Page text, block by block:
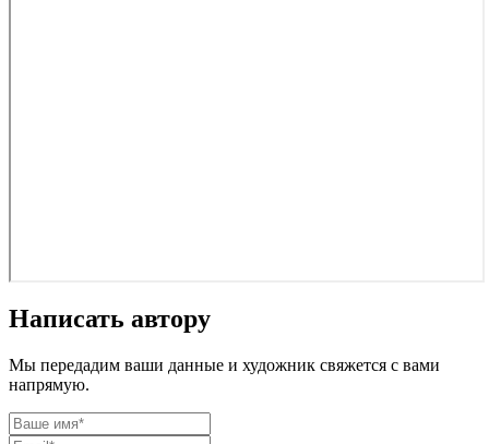
Написать автору
Мы передадим ваши данные и художник свяжется с вами
напрямую.